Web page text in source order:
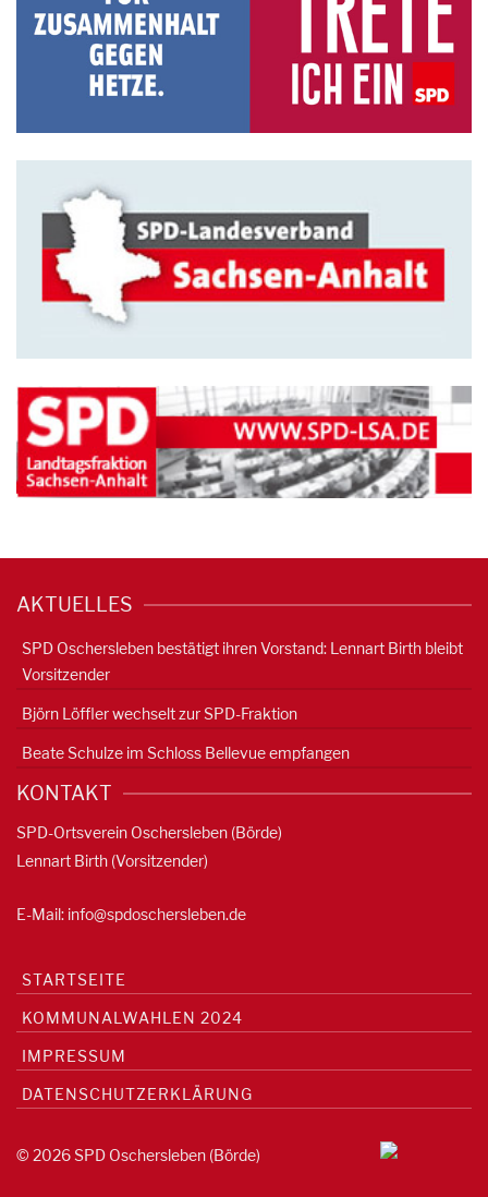
AKTUELLES
SPD Oschersleben bestätigt ihren Vorstand: Lennart Birth bleibt
Vorsitzender
Björn Löffler wechselt zur SPD-Fraktion
Beate Schulze im Schloss Bellevue empfangen
KONTAKT
SPD-Ortsverein Oschersleben (Börde)
Lennart Birth (Vorsitzender)
E-Mail: info@spdoschersleben.de
STARTSEITE
KOMMUNALWAHLEN 2024
IMPRESSUM
DATENSCHUTZERKLÄRUNG
© 2026 SPD Oschersleben (Börde)